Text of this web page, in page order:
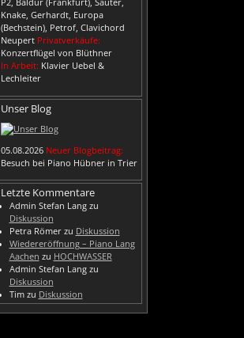
P2, Baldur (Frankfurt), Sauter,
Knake, Gerhardt, Europa
(Bechstein), Petrof, Clavichord
Neupert Privatverkäufe:
Konzertflügel von Blüthner
In Arbeit: Klavier Uebel &
Lechleiter
Unser Blog
05.08.2026 Neuer Blogbeitrag:
Besuch bei Piano Hübner in Trier
Letzte Kommentare
Admin Stefan Langzu
Diskussion
Petra Römerzu Diskussion
Wiedereröffnung – Piano Lang
Aachen zu HOCHWASSER
Admin Stefan Langzu
Diskussion
Timzu Diskussion